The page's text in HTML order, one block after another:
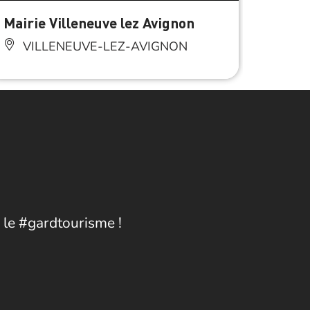
Mairie Villeneuve lez Avignon
VILLENEUVE-LEZ-AVIGNON
#gardtourisme !